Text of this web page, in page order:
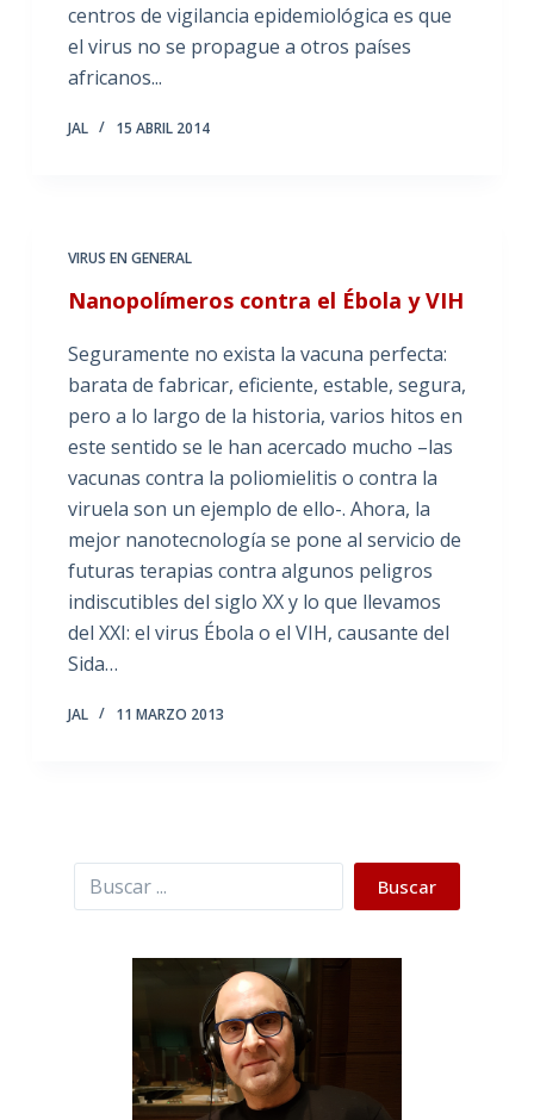
centros de vigilancia epidemiológica es que
el virus no se propague a otros países
africanos...
JAL 15 ABRIL 2014
VIRUS EN GENERAL
Nanopolímeros contra el Ébola y VIH
Seguramente no exista la vacuna perfecta:
barata de fabricar, eficiente, estable, segura,
pero a lo largo de la historia, varios hitos en
este sentido se le han acercado mucho –las
vacunas contra la poliomielitis o contra la
viruela son un ejemplo de ello-. Ahora, la
mejor nanotecnología se pone al servicio de
futuras terapias contra algunos peligros
indiscutibles del siglo XX y lo que llevamos
del XXI: el virus Ébola o el VIH, causante del
Sida…
JAL 11 MARZO 2013
Buscar Buscar